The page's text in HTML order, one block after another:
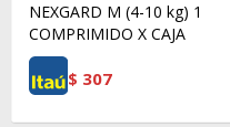
NEXGARD M (4-10 kg) 1
COMPRIMIDO X CAJA
$ 307